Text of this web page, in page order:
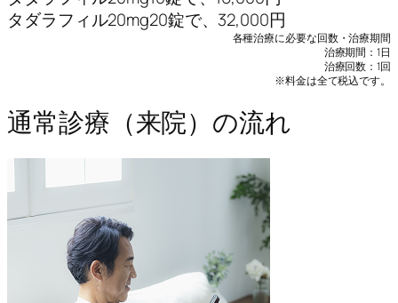
タダラフィル20mg20錠で、32,000円
各種治療に必要な回数・治療期間
治療期間：1日
治療回数：1回
※料金は全て税込です。
通常診療（来院）の流れ